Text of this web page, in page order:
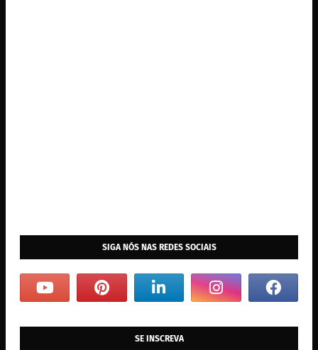
SIGA NÓS NAS REDES SOCIAIS
SE INSCREVA